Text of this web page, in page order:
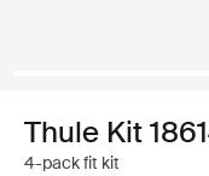
Thule Kit
4-pack fit kit